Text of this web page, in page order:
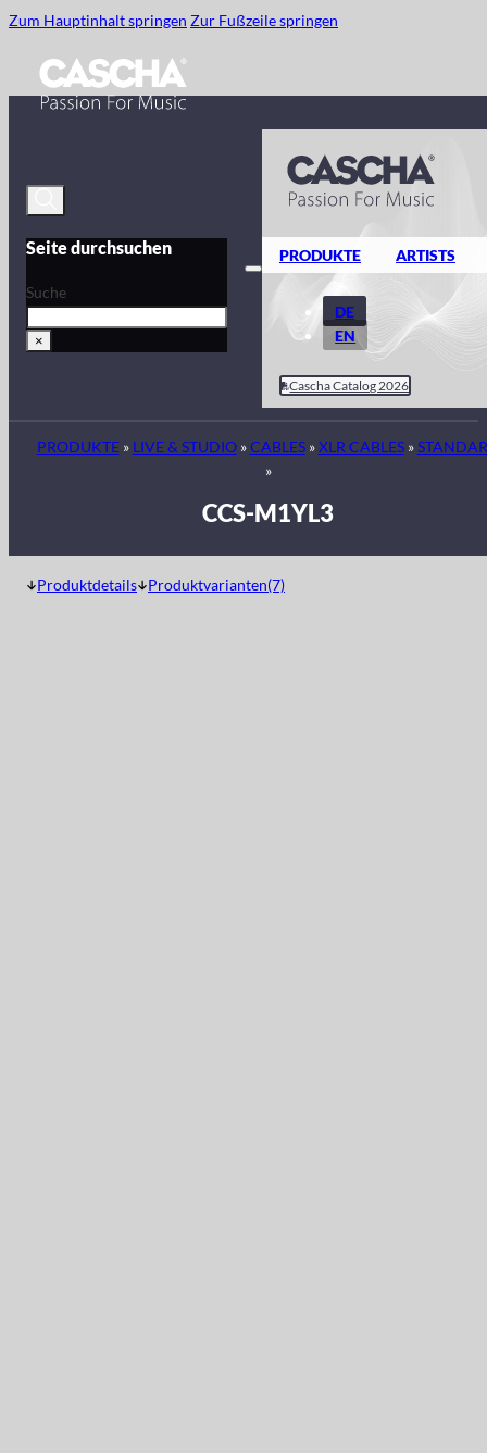
Zum Hauptinhalt springen Zur Fußzeile springen
Seite durchsuchen
Suche
×
PRODUKTE ARTISTS
DE
EN
Cascha Catalog 2026
PRODUKTE» LIVE & STUDIO»CABLES»XLR CABLES»
»
CCS-M1YL3
Produktdetails Produktvarianten(7)